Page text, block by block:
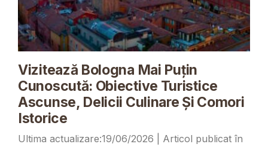
Vizitează Bologna Mai Puțin
Cunoscută: Obiective Turistice
Ascunse, Delicii Culinare Și Comori
Istorice
19/06/2026